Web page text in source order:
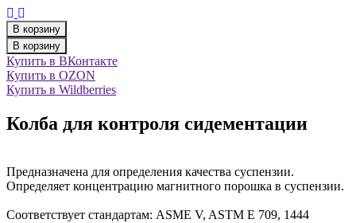
В корзину
В корзину
Купить в ВКонтакте
Купить в OZON
Купить в Wildberries
Колба для контроля сидементации
Предназначена для определения качества суспензии.
Определяет концентрацию магнитного порошка в суспензии.
Соответствует стандартам: ASME V, ASTM E 709, 1444